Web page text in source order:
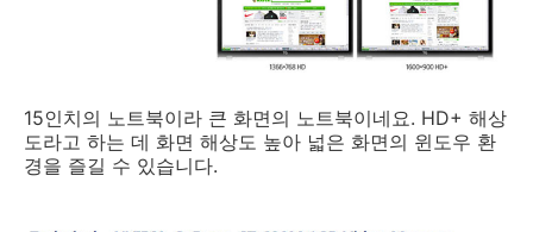
15인치의 노트북이라 큰 화면의 노트북이네요. HD+ 해상
도라고 하는 데 화면 해상도 높아 넓은 화면의 윈도우 환
경을 즐길 수 있습니다.